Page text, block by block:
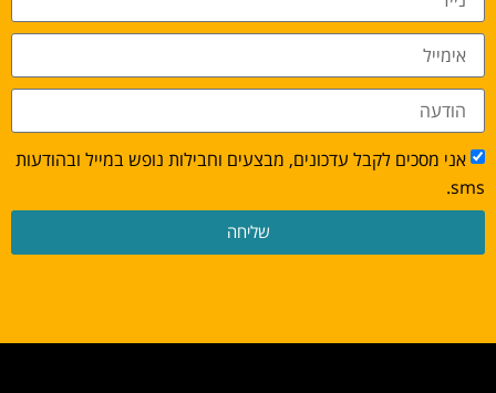
אני מסכים לקבל עדכונים, מבצעים וחבילות נופש במייל ובהודעות
sms.
שליחה